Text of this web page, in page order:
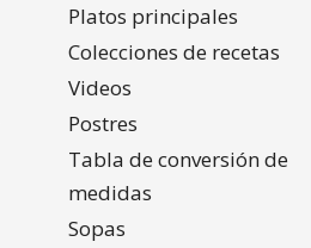
Platos principales
Colecciones de recetas
Videos
Postres
Tabla de conversión de
medidas
Sopas